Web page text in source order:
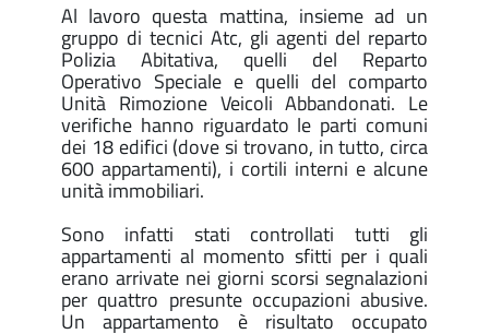
Al lavoro questa mattina, insieme ad un
gruppo di tecnici Atc, gli agenti del reparto
Polizia Abitativa, quelli del Reparto
Operativo Speciale e quelli del comparto
Unità Rimozione Veicoli Abbandonati. Le
verifiche hanno riguardato le parti comuni
dei 18 edifici (dove si trovano, in tutto, circa
600 appartamenti), i cortili interni e alcune
unità immobiliari.
Sono infatti stati controllati tutti gli
appartamenti al momento sfitti per i quali
erano arrivate nei giorni scorsi segnalazioni
per quattro presunte occupazioni abusive.
Un appartamento è risultato occupato